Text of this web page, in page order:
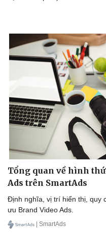
Tổng quan về hình
Ads trên SmartAds
Định nghĩa, vị trí hiển thị, quy
ưu Brand Video Ads.
| SmartAds